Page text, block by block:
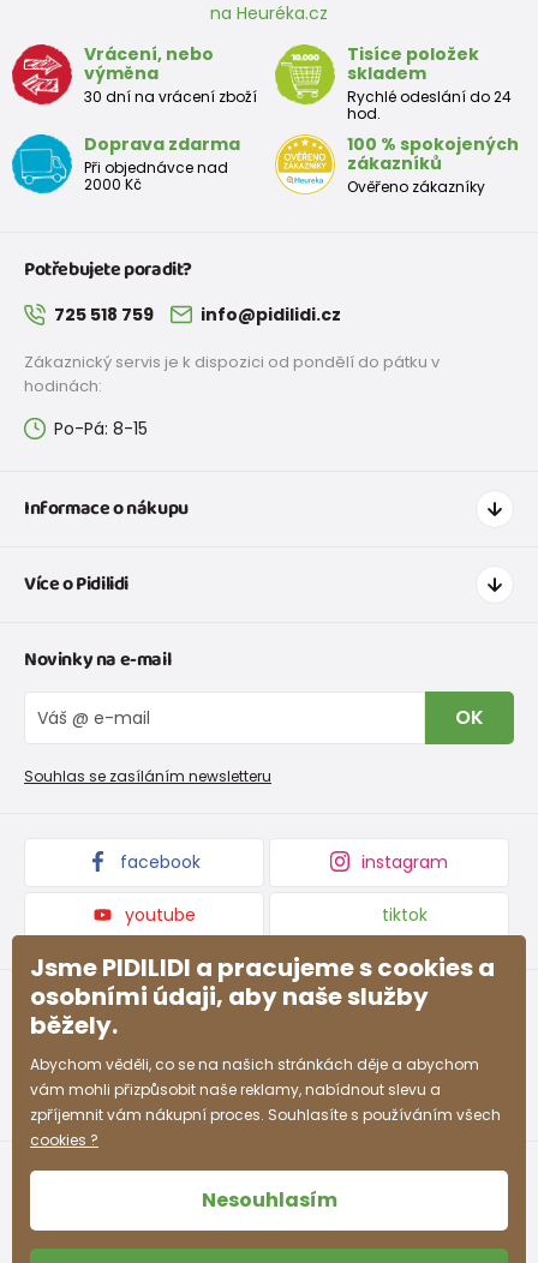
na Heuréka.cz
Vrácení, nebo
výměna
30 dní na vrácení zboží
Tisíce položek
skladem
Rychlé odeslání do 24
hod.
Doprava zdarma
Při objednávce nad
2000 Kč
100 % spokojených
zákazníků
Ověřeno zákazníky
Potřebujete poradit?
725 518 759 info@pidilidi.cz
Zákaznický servis je k dispozici od pondělí do pátku v
hodinách:
Po-Pá: 8-15
Informace o nákupu
Doprava a platba
Tabulka velikostí obuvi
Vrácení zboží a reklamace
Reklamační řád
Nevyzvednutá objednávka na dobírku
Více o Pidilidi
O nás
Blog
Velkoobchod PiDiLiDi
Affiliate program
Kolekce zboží
Novinky na e-mail
OK
Souhlas se zasíláním newsletteru
facebook instagram
youtube tiktok
Jsme PIDILIDI a pracujeme s cookies a
osobními údaji, aby naše služby
běžely.
Abychom věděli, co se na našich stránkách děje a abychom
vám mohli přizpůsobit naše reklamy, nabídnout slevu a
zpříjemnit vám nákupní proces. Souhlasíte s používáním všech
cookies ?
Nesouhlasím